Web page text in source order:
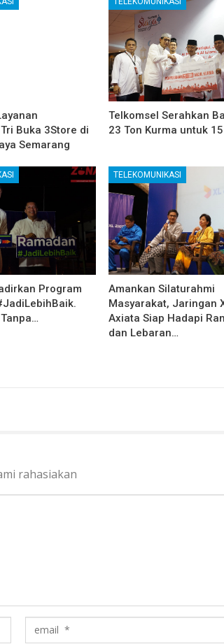
Buka 3Store di
Semarang
Telkomsel Serahkan
23 Ton Kurma untuk
Program
TELEKOMUNIKASI
Amankan Silaturahmi
Masyarakat, Jaringan
Axiata Siap Hadapi
dan Lebaran…
rahasiakan